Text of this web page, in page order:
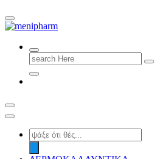
shop 2 easily
Search
for:
Products
search